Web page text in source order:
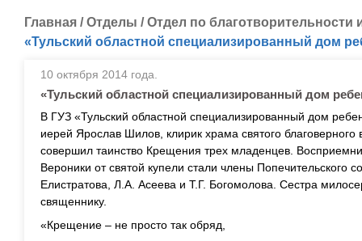
Главная /Отделы /Отдел по
«Тульский областной специализированный дом
10 октября 2014 года.
«Тульский областной специализированный дом
В ГУЗ «Тульский областной специализированный дом
иерей Ярослав Шилов, клирик храма святого благоверного
совершил таинство Крещения трех младенцев.
Вероники от святой купели стали члены Попечительского
Елистратова, Л.А. Асеева и Т.Г. Богомолова. Сестра
священнику.
«Крещение – не просто так обряд,